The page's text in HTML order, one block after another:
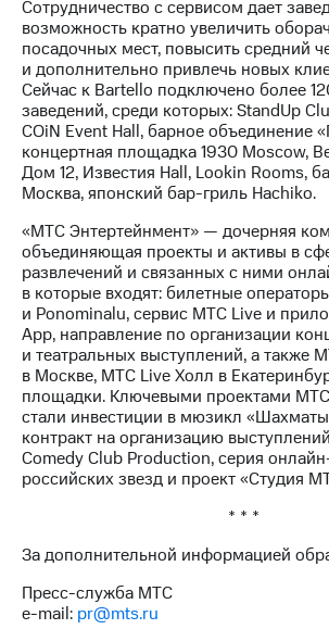
Сотрудничество с сервисом дает
возможность кратно увеличить
посадочных мест, повысить средний
и дополнительно привлечь новых
Сейчас к Bartello подключено более
заведений, среди которых: StandUp
COiN Event Hall, барное объединение
концертная площадка 1930 Moscow,
Дом 12, Известия Hall, Lookin Rooms,
Москва, японский бар-гриль Hachiko.
«МТС Энтертейнмент» — дочерняя
объединяющая проекты и активы в
развлечений и связанных с ними
в которые входят: билетные
и Ponominalu, сервис МТС Live и
App, направление по организации
и театральных выступлений, а также
в Москве, МТС Live Холл в
площадки. Ключевыми проектами
стали инвестиции в мюзикл
контракт на организацию
Comedy Club Production, серия
российских звезд и проект «Студия
* * *
За дополнительной информацией
Пресс-служба МТС
e-mail: pr@mts.ru